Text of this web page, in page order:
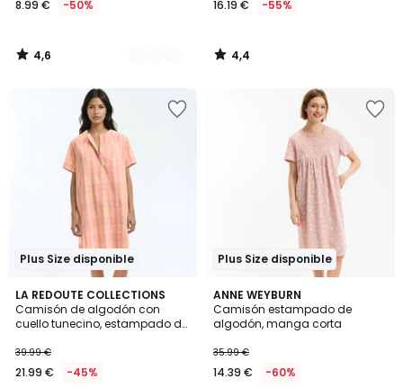
partir
8.99
€
descuento
aplicado.
8.99 € -50%
4,6
/
16.19 € -55%
4,4
/
Plus Size disponible
LA REDOUTE COLLECTIONS
Camisón de algodón con
cuello tunecino, estampado de
39.99 €
21.99 € -45%
3,5
/ 5
Plus Size disponible
ANNE WEYBURN
Camisón estampado de
algodón, manga corta
35.99 €
14.39 € -60%
4,9
/ 5